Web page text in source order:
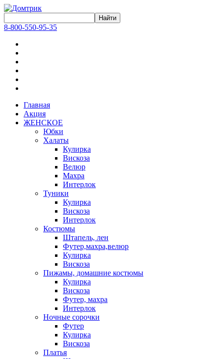
8-800-550-95-35
Главная
Акция
ЖЕНСКОЕ
Юбки
Халаты
Кулирка
Вискоза
Велюр
Махра
Интерлок
Туники
Кулирка
Вискоза
Интерлок
Костюмы
Штапель, лен
Футер,махра,велюр
Кулирка
Вискоза
Пижамы, домашние костюмы
Кулирка
Вискоза
Футер, махра
Интерлок
Ночные сорочки
Футер
Кулирка
Вискоза
Платья